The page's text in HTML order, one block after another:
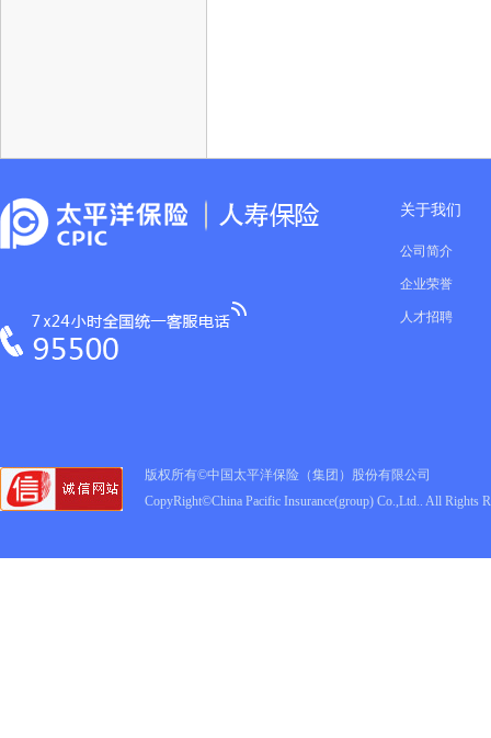
关于我们
公司简介
企业荣誉
人才招聘
版权所有©中国太平洋保险（集团）股份有限公司
CopyRight©China Pacific Insurance(group) Co.,Ltd.. All Rights